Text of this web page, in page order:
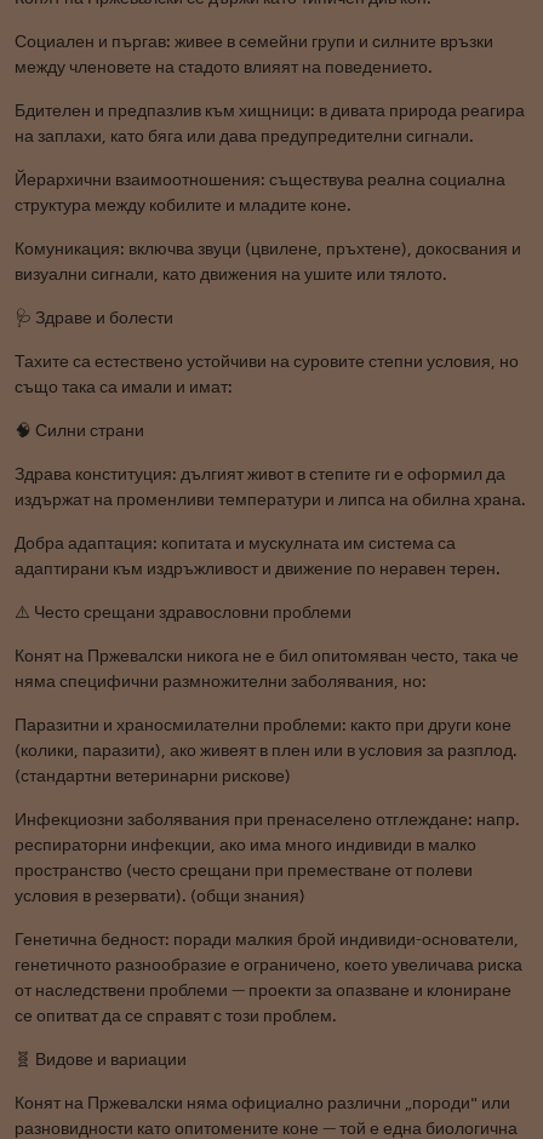
Социален и пъргав: живее в семейни групи и силните връзки
между членовете на стадото влияят на поведението.
Бдителен и предпазлив към хищници: в дивата природа реагира
на заплахи, като бяга или дава предупредителни сигнали.
Йерархични взаимоотношения: съществува реална социална
структура между кобилите и младите коне.
Комуникация: включва звуци (цвилене, пръхтене), докосвания и
визуални сигнали, като движения на ушите или тялото.
🩺 Здраве и болести
Тахите са естествено устойчиви на суровите степни условия, но
също така са имали и имат:
🧠 Силни страни
Здрава конституция: дългият живот в степите ги е оформил да
издържат на променливи температури и липса на обилна храна.
Добра адаптация: копитата и мускулната им система са
адаптирани към издръжливост и движение по неравен терен.
⚠️ Често срещани здравословни проблеми
Конят на Пржевалски никога не е бил опитомяван често, така че
няма специфични размножителни заболявания, но:
Паразитни и храносмилателни проблеми: както при други коне
(колики, паразити), ако живеят в плен или в условия за разплод.
(стандартни ветеринарни рискове)
Инфекциозни заболявания при пренаселено отглеждане: напр.
респираторни инфекции, ако има много индивиди в малко
пространство (често срещани при преместване от полеви
условия в резервати). (общи знания)
Генетична бедност: поради малкия брой индивиди-основатели,
генетичното разнообразие е ограничено, което увеличава риска
от наследствени проблеми — проекти за опазване и клониране
се опитват да се справят с този проблем.
🧬 Видове и вариации
Конят на Пржевалски няма официално различни „породи" или
разновидности като опитомените коне — той е една биологична